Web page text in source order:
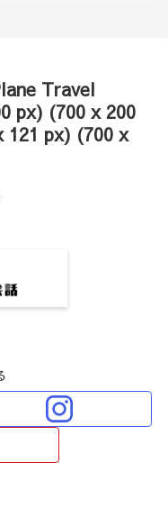
Travel
px) (700 x 200
121 px) (700 x